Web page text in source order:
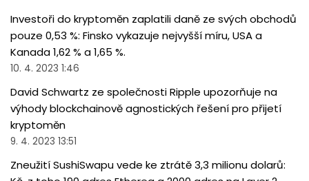
Investoři do kryptoměn zaplatili daně ze svých obchodů
pouze 0,53 %: Finsko vykazuje nejvyšší míru, USA a
Kanada 1,62 % a 1,65 %.
10. 4. 2023 1:46
David Schwartz ze společnosti Ripple upozorňuje na
výhody blockchainově agnostických řešení pro přijetí
kryptoměn
9. 4. 2023 13:51
Zneužití SushiSwapu vede ke ztrátě 3,3 milionu dolarů: